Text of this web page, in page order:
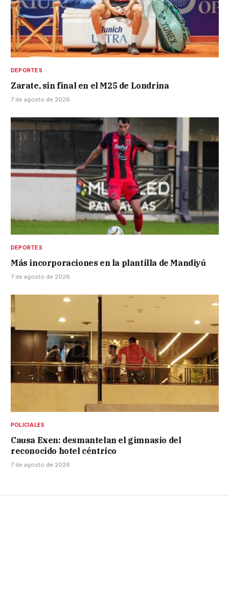
DEPORTES
Zarate, sin final en el M25 de Londrina
7 de agosto de 2026
DEPORTES
Más incorporaciones en la plantilla de Mandiyú
7 de agosto de 2026
POLICIALES
Causa Exen: desmantelan el gimnasio del
reconocido hotel céntrico
7 de agosto de 2026